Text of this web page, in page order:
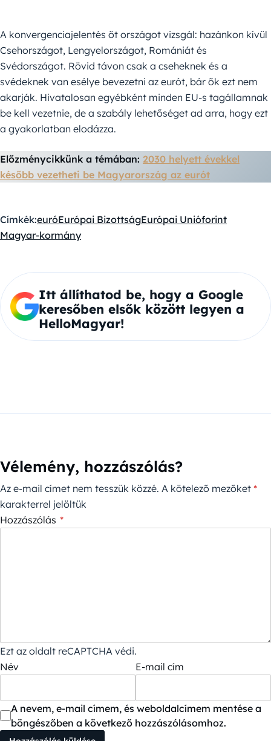
A konvergenciajelentés öt országot vizsgál: hazánkon kívül
Csehországot, Lengyelországot, Romániát és
Svédországot. Rövid távon csak a cseheknek és a
svédeknek van esélye bevezetni az eurót, bár ők ezt nem
akarják. Hivatalosan egyébként minden EU-s tagállamnak
be kell vezetnie, de a szabály lehetőséget ad arra, hogy ezt
a gyakorlatban elodázza.
Előzménycikkünk a témában: 2030 helyett évekkel
később vezetheti be Magyarország az eurót
Címkék:euróEurópai BizottságEurópai Unióforint
Magyar-kormány
Itt állíthatod be, hogy a Google
keresőben elsők között legyen a
HelloMagyar!
Vélemény, hozzászólás?
Az e-mail címet nem tesszük közzé. A kötelező mezőket *
karakterrel jelöltük
Hozzászólás *
Ezt az oldalt reCAPTCHA védi.
Név
E-mail cím
A nevem, e-mail címem, és weboldalcímem mentése a
böngészőben a következő hozzászólásomhoz.